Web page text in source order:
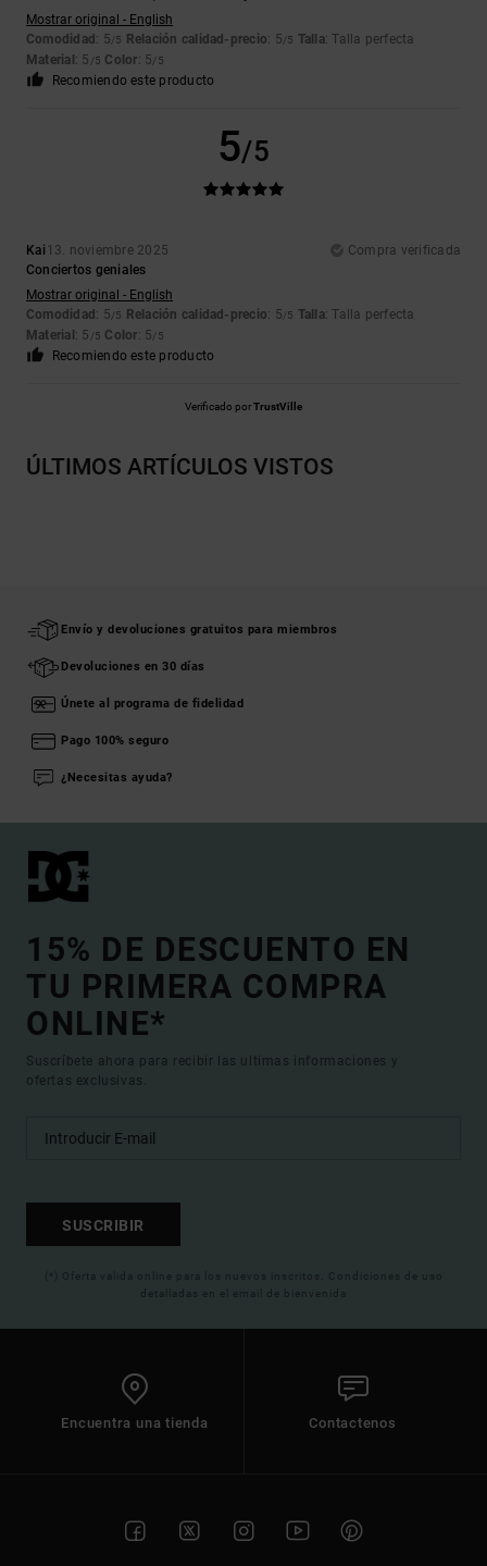
Mostrar original - English
Comodidad : 5/5 Relación calidad-precio: 5/5 Talla: Talla perfecta
Material : 5 /5 Color: 5/5
Recomiendo este producto
5/5
Kai 13. noviembre 2025
Compra verificada
Conciertos geniales
Mostrar original - English
Comodidad : 5/5 Relación calidad-precio: 5/5 Talla: Talla perfecta
Material : 5 /5 Color: 5/5
Recomiendo este producto
Verificado porTrustVille
ÚLTIMOS ARTÍCULOS VISTOS
Envío y devoluciones gratuitos para miembros
Devoluciones en 30 días
Únete al programa de fidelidad
Pago 100% seguro
¿Necesitas ayuda?
15% DE DESCUENTO EN
TU PRIMERA COMPRA
ONLINE*
Suscríbete ahora para recibir las ultimas informaciones y
ofertas exclusivas.
SUSCRIBIR
(*) Oferta valida online para los nuevos inscritos. Condiciones de uso
detalladas en el email de bienvenida
Encuentra una tienda Contactenos